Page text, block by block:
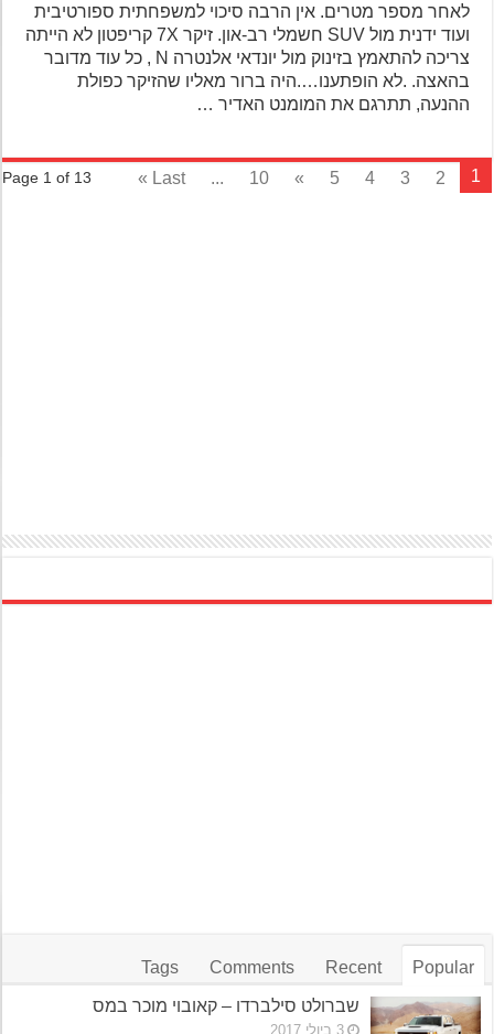
לאחר מספר מטרים. אין הרבה סיכוי למשפחתית ספורטיבית
ועוד ידנית מול SUV חשמלי רב-און. זיקר 7X קריפטון לא הייתה
צריכה להתאמץ בזינוק מול יונדאי אלנטרה N , כל עוד מדובר
בהאצה. .לא הופתענו….היה ברור מאליו שהזיקר כפולת
ההנעה, תתרגם את המומנט האדיר …
Page 1 of 13 10
Last »
Popular
Recent
Comments
Tags
שברולט סילברדו – קאובוי מוכר במס
3 ביולי 2017